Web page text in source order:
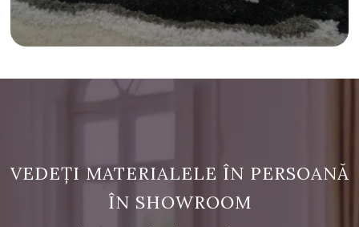
VEDEȚI MATERIALELE ÎN PERSOANĂ
ÎN SHOWROOM